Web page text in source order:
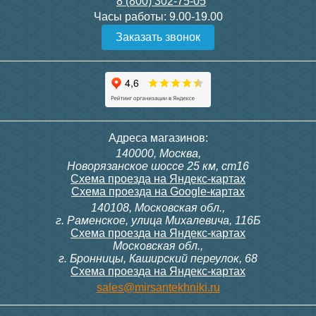
Конвектор ITT.080.200.1300
с решеткой GRILL.SGW-20-
Конвектор ITT.080.200.1000
с решеткой GRILL.SGW-20-
Конвектор ITT.080.200.1000
с решеткой GRILL.SGW-20-
Конвектор ITT.080.200.900 с
решеткой GRILL.SGA-20-
Подробнее Подробнее
3 950
11, 230В (механ.)
6 000
Часы работы: 9.00-19.00
Заказать звонок
Адреса магазинов:
140000, Москва,
Новорязанское шоссе 25 км, ст16
Схема проезда на Яндекс-картах
Схема проезда на Google-картах
140108, Московская обл.,
г. Раменское, улица Михалевича, 116Б
Схема проезда на Яндекс-картах
Московская обл.,
г. Бронницы, Каширский переулок, 68
Схема проезда на Яндекс-картах
sales@mirsantekhniki.ru